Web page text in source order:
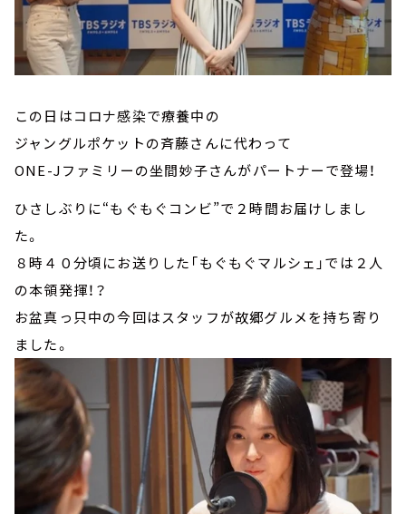
この日はコロナ感染で療養中の
ジャングルポケットの斉藤さんに代わって
ONE-Jファミリーの坐間妙子さんがパートナーで登場！
ひさしぶりに“もぐもぐコンビ”で２時間お届けしまし
た。
８時４０分頃にお送りした「もぐもぐマルシェ」では２人
の本領発揮！？
お盆真っ只中の今回はスタッフが故郷グルメを持ち寄り
ました。